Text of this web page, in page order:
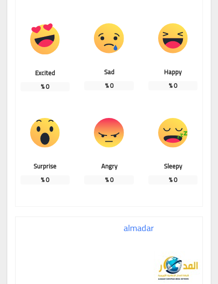
Happy
0
%
Sad
0
%
Excited
0
%
Sleepy
0
%
Angry
0
%
Surprise
0
%
almadar